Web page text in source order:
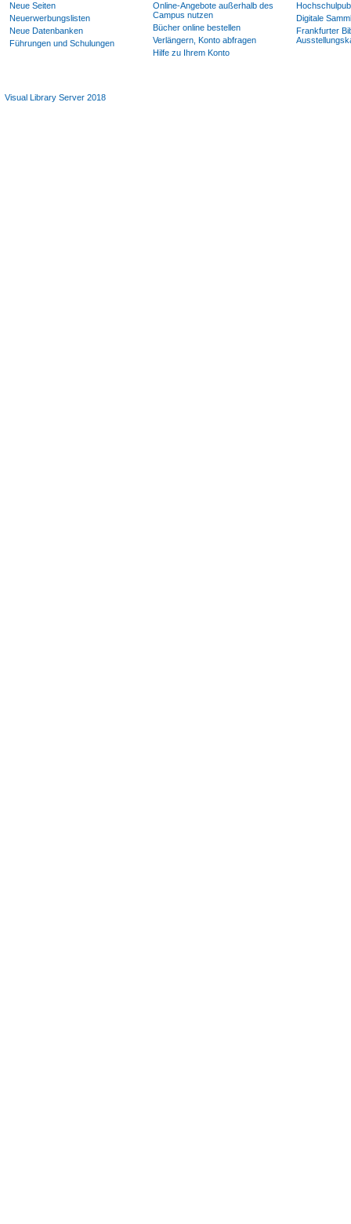
Neue Seiten
Neuerwerbungslisten
Neue Datenbanken
Führungen und Schulungen
Online-Angebote außerhalb des
Campus nutzen
Bücher online bestellen
Verlängern, Konto abfragen
Hilfe zu Ihrem Konto
Digitale
Frankfurter
Visual Library Server 2018